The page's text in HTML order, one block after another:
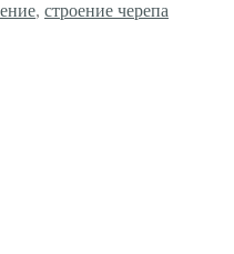
, строение черепа